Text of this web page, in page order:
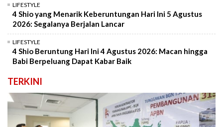
LIFESTYLE
4 Shio yang Menarik Keberuntungan Hari Ini 5 Agustus
2026: Segalanya Berjalan Lancar
LIFESTYLE
4 Shio Beruntung Hari Ini 4 Agustus 2026: Macan hingga
Babi Berpeluang Dapat Kabar Baik
TERKINI